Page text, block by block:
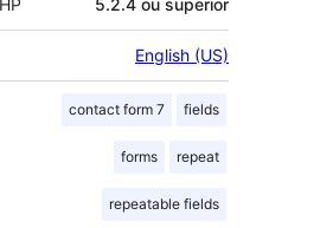
5.2.4 ou superior
English (US)
contact form 7 fields
forms repeat
repeatable fields